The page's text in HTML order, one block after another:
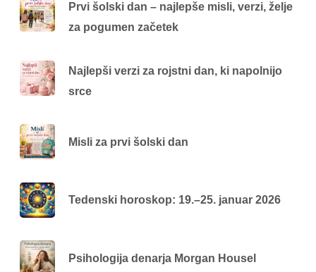
Prvi šolski dan – najlepše misli, verzi, želje
za pogumen začetek
Najlepši verzi za rojstni dan, ki napolnijo
srce
Misli za prvi šolski dan
Tedenski horoskop: 19.–25. januar 2026
Psihologija denarja Morgan Housel